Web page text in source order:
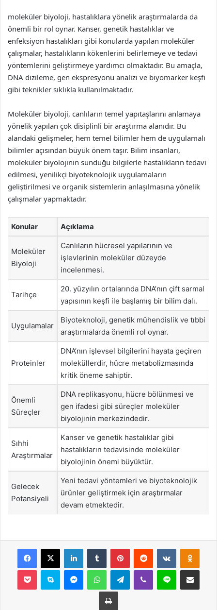
moleküler biyoloji, hastalıklara yönelik araştırmalarda da
önemli bir rol oynar. Kanser, genetik hastalıklar ve
enfeksiyon hastalıkları gibi konularda yapılan moleküler
çalışmalar, hastalıkların kökenlerini belirlemeye ve tedavi
yöntemlerini geliştirmeye yardımcı olmaktadır. Bu amaçla,
DNA dizileme, gen ekspresyonu analizi ve biyomarker keşfi
gibi teknikler sıklıkla kullanılmaktadır.
Moleküler biyoloji, canlıların temel yapıtaşlarını anlamaya
yönelik yapılan çok disiplinli bir araştırma alanıdır. Bu
alandaki gelişmeler, hem temel bilimler hem de uygulamalı
bilimler açısından büyük önem taşır. Bilim insanları,
moleküler biyolojinin sunduğu bilgilerle hastalıkların tedavi
edilmesi, yenilikçi biyoteknolojik uygulamaların
geliştirilmesi ve organik sistemlerin anlaşılmasına yönelik
çalışmalar yapmaktadır.
Konular Açıklama
Moleküler
Biyoloji
Canlıların hücresel yapılarının ve
işlevlerinin moleküler düzeyde
incelenmesi.
Tarihçe
20. yüzyılın ortalarında DNA’nın çift sarmal
yapısının keşfi ile başlamış bir bilim dalı.
Uygulamalar
Biyoteknoloji, genetik mühendislik ve tıbbi
araştırmalarda önemli rol oynar.
Proteinler
DNA’nın işlevsel bilgilerini hayata geçiren
moleküllerdir, hücre metabolizmasında
kritik öneme sahiptir.
Önemli
Süreçler
DNA replikasyonu, hücre bölünmesi ve
gen ifadesi gibi süreçler moleküler
biyolojinin merkezindedir.
Sıhhi
Araştırmalar
Kanser ve genetik hastalıklar gibi
hastalıkların tedavisinde moleküler
biyolojinin önemi büyüktür.
Gelecek
Potansiyeli
Yeni tedavi yöntemleri ve biyoteknolojik
ürünler geliştirmek için araştırmalar
devam etmektedir.
Facebook
X LinkedInTumblr PinterestReddit VKontakte
Pocket Skype MessengerWhatsAppTelegramViber Line E-Posta ile
Yazdır